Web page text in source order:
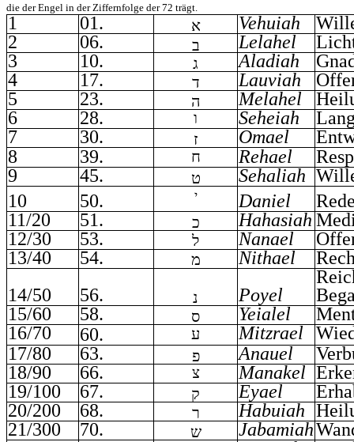
die der Engel in der Ziffernfolge der 72 trägt.
1 01. א Vehuiah
2
06. ב Lelahel
3
10. ג Aladiah
4
17. ד Lauviah
5
23. ה Melahel
6
28. ו Seheiah
7
30. ז Omael
8
39. ח Rehael
9
45. ט Sehaliah
10
50. י Daniel
11/20
51. כ Hahasiah
12/30
53. ל Nanael
13/40
54. מ Nithael
14/50
56. נ Poyel
15/60
58. ס Yeialel
16/70
60. ע Mitzrael
17/80
63. פ Anauel
18/90
66. צ Manakel
19/100
67. ק Eyael
20/200
68. ר Habuiah
21/300
70. ש Jabamiah